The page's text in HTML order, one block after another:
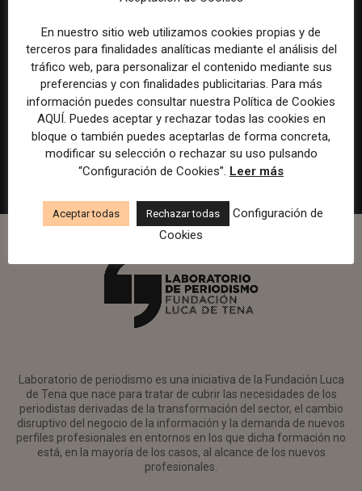
Creador/a de contenidos
Barcelona Gods Brand Indefinido Tiempo completo
Responsable de marcas y patrocinios
en Watif TV
Madrid Watif Presencial Tiempo completo
Laboratorio de periodismo es una iniciativa de la Fundación Luca
de Tena que nace para tratar de cubrir las necesidades de los
periodistas derivadas de la transformación del sector, el cambio
disruptivo del negocio de la información y la demanda de nuevos
perfiles profesionales en entornos en los que dicha formación no
está, en la mayoría de los casos, al alcance de los nuevos
profesionales.
En nuestro sitio web utilizamos cookies propias y de
terceros para finalidades analíticas mediante el análisis del
tráfico web, para personalizar el contenido mediante sus
preferencias y con finalidades publicitarias. Para más
información puedes consultar nuestra Política de Cookies
AQUÍ. Puedes aceptar y rechazar todas las cookies en
bloque o también puedes aceptarlas de forma concreta,
modificar su selección o rechazar su uso pulsando
“Configuración de Cookies”. Leer más
Aceptar todas Rechazar todas
Configuración de
Cookies